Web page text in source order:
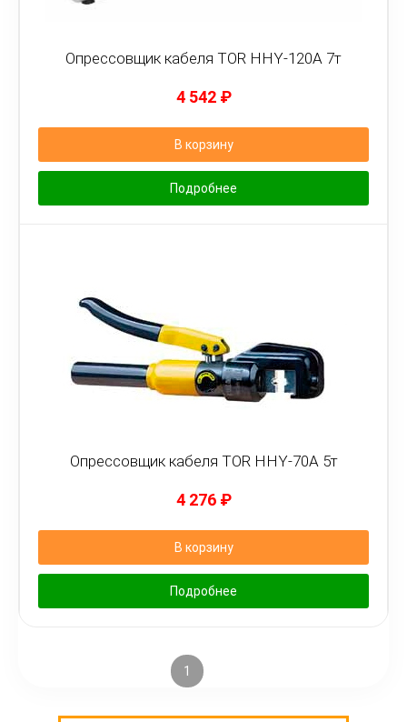
Опрессовщик кабеля TOR HHY-120A 7т
4 542 ₽
В корзину
Подробнее
Опрессовщик кабеля TOR HHY-70A 5т
4 276 ₽
В корзину
Подробнее
1